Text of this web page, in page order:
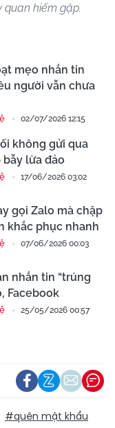
hiếm gặp.
mẹo nhắn tin
người vẫn chưa
02/07/2026 12:15
không gửi qua
lừa đảo
17/06/2026 03:02
gọi Zalo mà chập
khắc phục nhanh
07/06/2026 00:03
nhắn tin “trúng
Facebook
25/05/2026 00:57
#quên mật khẩu